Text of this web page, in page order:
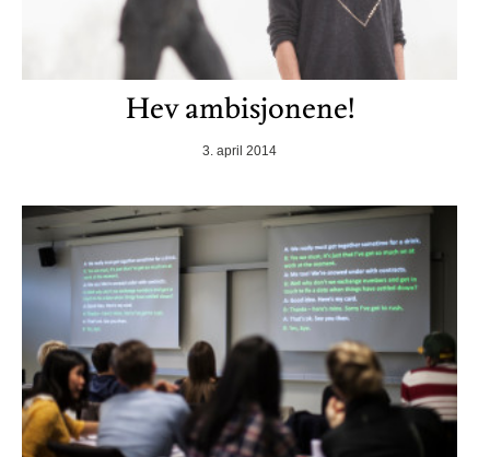
Hev ambisjonene!
3. april 2014